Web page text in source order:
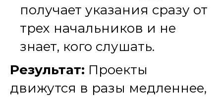
получает указания сразу от
трех начальников и не
знает, кого слушать.
Результат: Проекты
движутся в разы медленнее,